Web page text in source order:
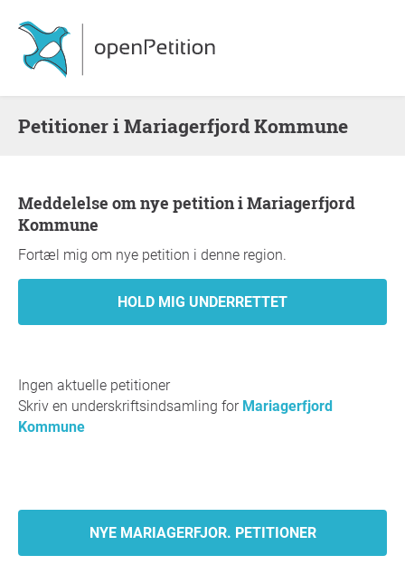
Petitioner i Mariagerfjord Kommune
Meddelelse om nye petition i Mariagerfjord
Kommune
Fortæl mig om nye petition i denne region.
Ingen aktuelle petitioner
Skriv en underskriftsindsamling for Mariagerfjord
Kommune
NYE MARIAGERFJOR. PETITIONER